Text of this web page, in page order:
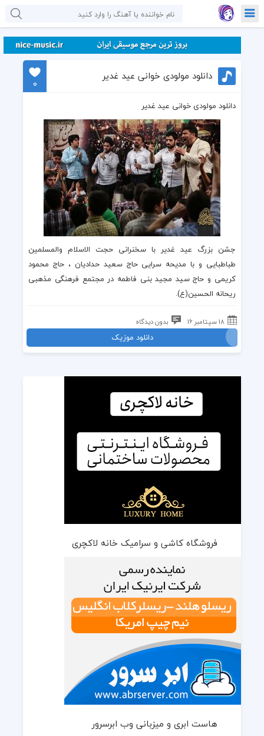
دانلود مولودی خوانی عید غدیر
0
دانلود مولودی خوانی عید غدیر
جشن بزرگ عید غدیر با سخنرانی حجت الاسلام والمسلمین
طباطبایی و با مدیحه سراییحاج سعید حدادیان ، حاج محمود
کریمی و حاج سید مجید بنی فاطمه در مجتمع فرهنگی مذهبی
ریحانه الحسین(ع).
18 سپتامبر 16 بدون دیدگاه
دانلود موزیک
فروشگاه کاشی و سرامیک خانه لاکچری
هاست ابری و میزبانی وب ابرسرور